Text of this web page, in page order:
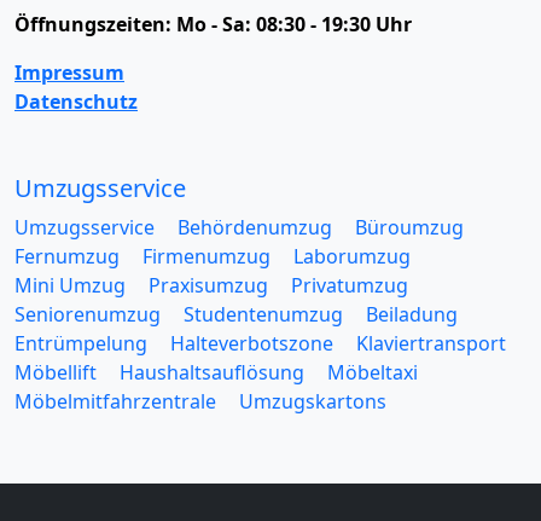
Öffnungszeiten: Mo - Sa: 08:30 - 19:30 Uhr
Impressum
Datenschutz
Umzugsservice
Umzugsservice Behördenumzug
Büroumzug
Fernumzug
Firmenumzug
Laborumzug
Mini Umzug
Praxisumzug
Privatumzug
Seniorenumzug
Studentenumzug
Beiladung
Entrümpelung
Halteverbotszone
Klaviertransport
Möbellift
Haushaltsauflösung
Möbeltaxi
Möbelmitfahrzentrale
Umzugskartons